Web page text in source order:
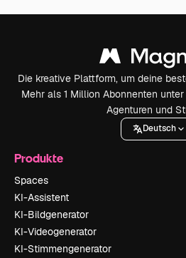
Die kreative Plattform, um deine
Mehr als 1 Million Abonnenten
Agenturen und
Deutsch
Produkte
Spaces
KI-Assistent
KI-Bildgenerator
KI-Videogenerator
KI-Stimmengenerator